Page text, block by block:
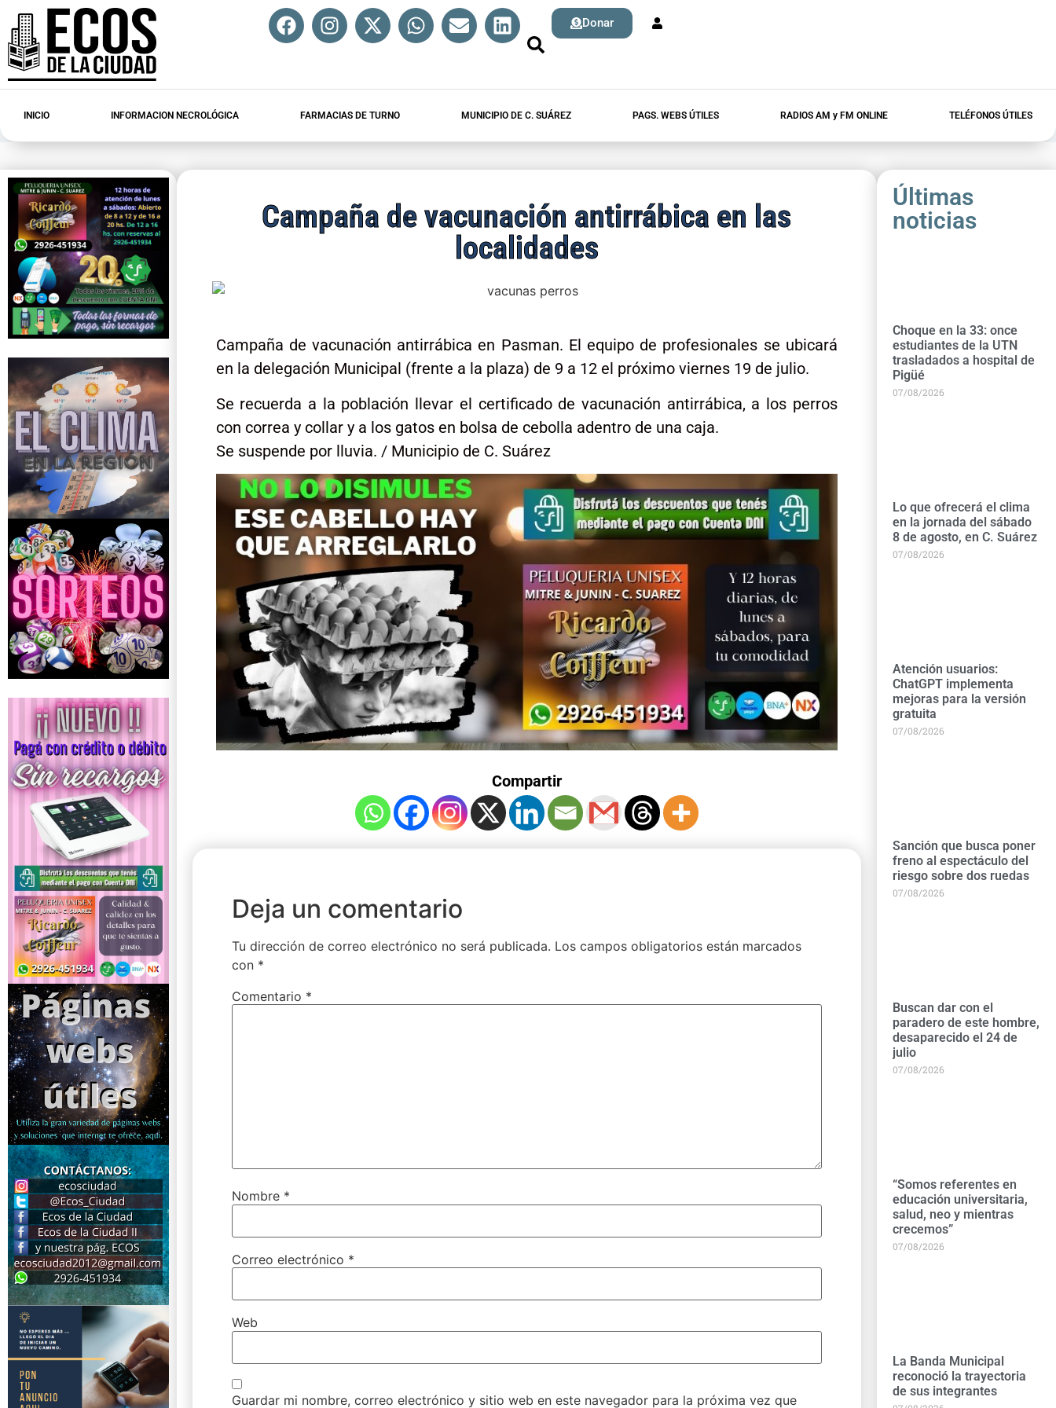
Donar
INICIO INFORMACION NECROLÓGICA FARMACIAS DE TURNO MUNICIPIO DE C. SUÁREZ PAGS. WEBS ÚTILES RADIOS AM y FM ONLINE TELÉFONOS ÚTILES
Campaña de vacunación antirrábica en las
localidades
Campaña de vacunación antirrábica en Pasman. El equipo de profesionales se ubicará
en la delegación Municipal (frente a la plaza) de 9 a 12 el próximo viernes 19 de julio.
Se recuerda a la población llevar el certificado de vacunación antirrábica, a los perros
con correa y collar y a los gatos en bolsa de cebolla adentro de una caja.
Se suspende por lluvia. / Municipio de C. Suárez
Compartir
Deja un comentario
Tu dirección de correo electrónico no será publicada. Los campos obligatorios están marcados
con *
Comentario *
Nombre *
Correo electrónico *
Web
Guardar mi nombre, correo electrónico y sitio web en este navegador para la próxima vez que
Últimas
noticias
Choque en la 33: once
estudiantes de la UTN
trasladados a hospital de
Pigüé
07/08/2026
Lo que ofrecerá el clima
en la jornada del sábado
8 de agosto, en C. Suárez
07/08/2026
Atención usuarios:
ChatGPT implementa
mejoras para la versión
gratuita
07/08/2026
Sanción que busca poner
freno al espectáculo del
riesgo sobre dos ruedas
07/08/2026
Buscan dar con el
paradero de este hombre,
desaparecido el 24 de
julio
07/08/2026
“Somos referentes en
educación universitaria,
salud, neo y mientras
crecemos”
07/08/2026
La Banda Municipal
reconoció la trayectoria
de sus integrantes